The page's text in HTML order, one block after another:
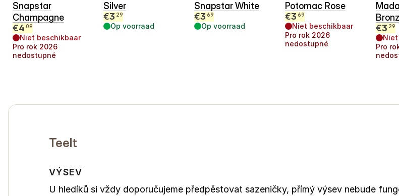
Snapstar
Champagne
€4 09
Niet beschikbaar
Pro rok 2026
nedostupné
Silver
€3 29
Op voorraad
Snapstar White
€3 69
Op voorraad
Potomac Rose
€3 69
Niet beschikbaar
Pro rok 2026
nedostupné
€3 29
Pro
Teelt
VÝSEV
U hledíků si vždy doporučujeme předpěstovat sazeničky, přímý výsev nebude